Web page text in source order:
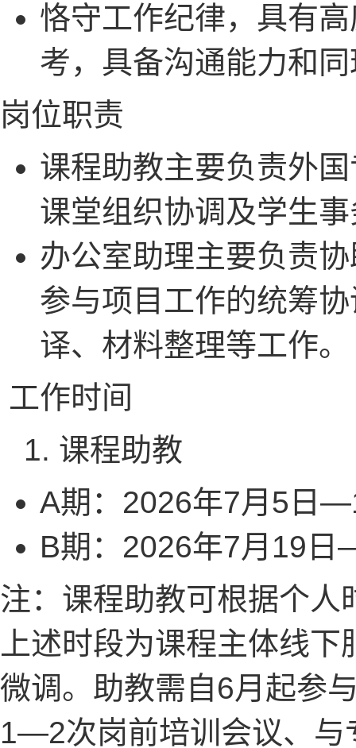
恪守工作纪律，具有
考，具备沟通能力和
岗位职责
课程助教主要负责外
课堂组织协调及学生
办公室助理主要负责
参与项目工作的统筹
译、材料整理等工作。
工作时间
课程助教
A期：2026年7月5日
B期：2026年7月19
注：课程助教可根据个
上述时段为课程主体线
微调。助教需自6月起参
1—2次岗前培训会议、与